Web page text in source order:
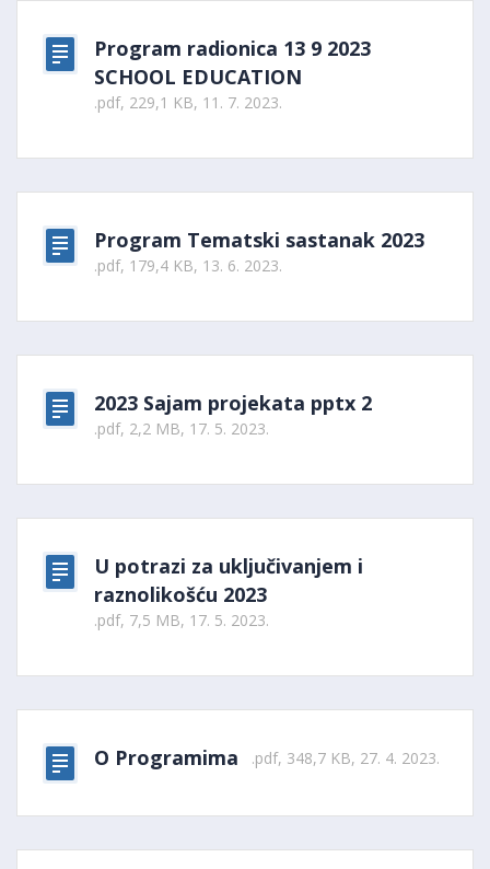
Program radionica 13 9 2023
SCHOOL EDUCATION
.pdf, 229,1 KB, 11. 7. 2023.
Program Tematski sastanak 2023
.pdf, 179,4 KB, 13. 6. 2023.
2023 Sajam projekata pptx 2
.pdf, 2,2 MB, 17. 5. 2023.
U potrazi za uključivanjem i
raznolikošću 2023
.pdf, 7,5 MB, 17. 5. 2023.
O Programima .pdf, 348,7 KB, 27. 4. 2023.